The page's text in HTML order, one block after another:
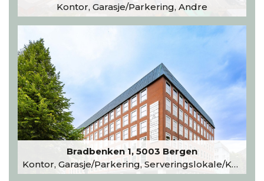
Kontor, Garasje/Parkering, Andre
Bradbenken 1, 5003 Bergen
Kontor, Garasje/Parkering, Serveringslokale/Kantine, Undervisning/Arrangement